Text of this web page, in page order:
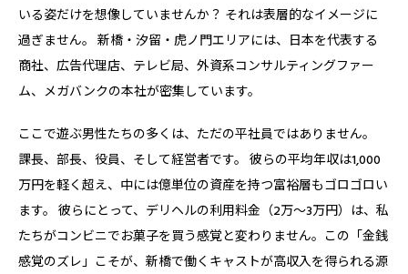
いる姿だけを想像していませんか？ それは表層的なイメージに
過ぎません。 新橋・汐留・虎ノ門エリアには、日本を代表する
商社、広告代理店、テレビ局、外資系コンサルティングファー
ム、メガバンクの本社が密集しています。
ここで遊ぶ男性たちの多くは、ただの平社員ではありません。
課長、部長、役員、そして経営者です。 彼らの平均年収は1,000
万円を軽く超え、中には億単位の資産を持つ富裕層もゴロゴロい
ます。 彼らにとって、デリヘルの利用料金（2万〜3万円）は、私
たちがコンビニでお菓子を買う感覚と変わりません。この「金銭
感覚のズレ」こそが、新橋で働くキャストが高収入を得られる源